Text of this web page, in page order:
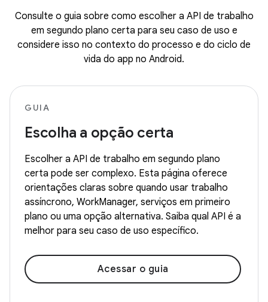
Consulte o guia sobre como escolher a API de trabalho
em segundo plano certa para seu caso de uso e
considere isso no contexto do processo e do ciclo de
vida do app no Android.
GUIA
Escolha a opção certa
Escolher a API de trabalho em segundo plano
certa pode ser complexo. Esta página oferece
orientações claras sobre quando usar trabalho
assíncrono, WorkManager, serviços em primeiro
plano ou uma opção alternativa. Saiba qual API é a
melhor para seu caso de uso específico.
Acessar o guia